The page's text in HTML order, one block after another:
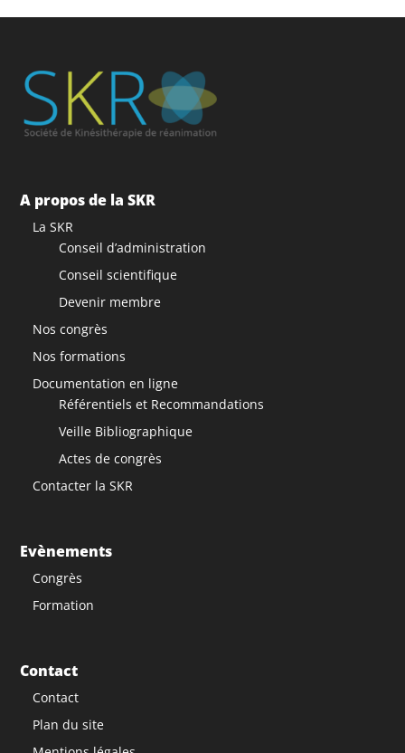
A propos de la SKR
La SKR
Conseil d’administration
Conseil scientifique
Devenir membre
Nos congrès
Nos formations
Documentation en ligne
Référentiels et Recommandations
Veille Bibliographique
Actes de congrès
Contacter la SKR
Evènements
Congrès
Formation
Contact
Contact
Plan du site